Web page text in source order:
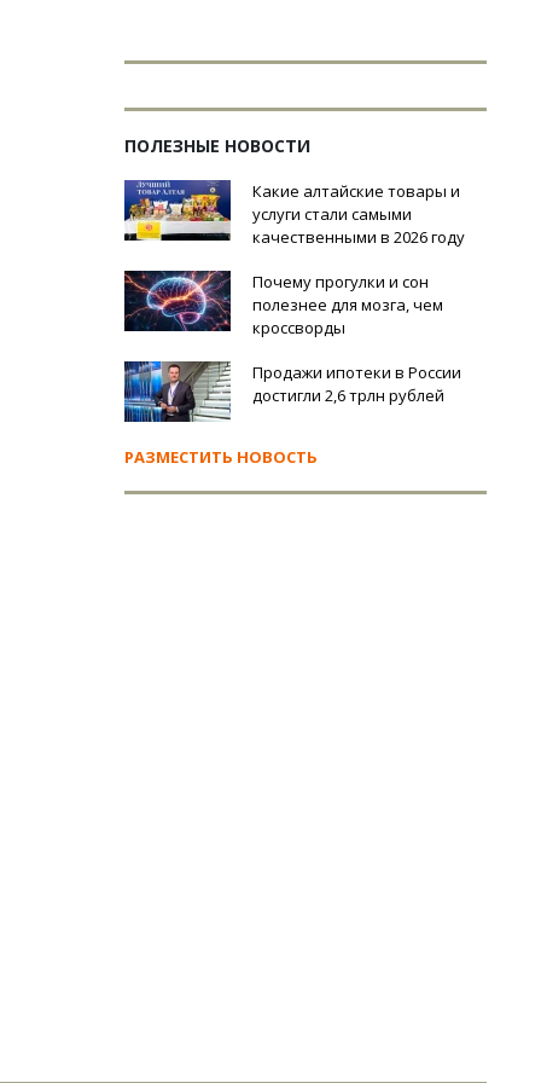
ПОЛЕЗНЫЕ НОВОСТИ
Какие алтайские товары и
услуги стали самыми
качественными в 2026 году
Почему прогулки и сон
полезнее для мозга, чем
кроссворды
Продажи ипотеки в России
достигли 2,6 трлн рублей
РАЗМЕСТИТЬ НОВОСТЬ